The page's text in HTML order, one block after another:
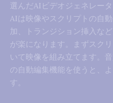
選んだAIビデオジェネレー
AIは映像やスクリプトの自
加、トランジション挿入な
が楽になります。まずスク
いて映像を組み立てます。
の自動編集機能を使うと、
す。